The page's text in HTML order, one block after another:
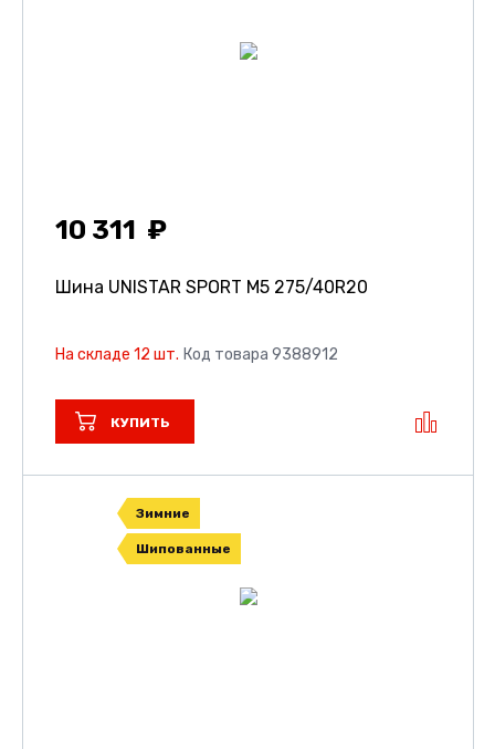
10 311
Шина UNISTAR SPORT M5 275/40R20
На складе 12 шт. Код товара 9388912
КУПИТЬ
Зимние
Шипованные